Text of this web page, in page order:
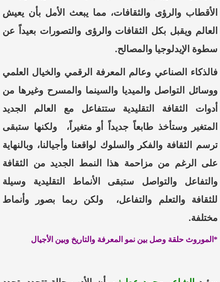
الأقطاب والرؤى والثقافات، مما يبعث الأمل بأن يعيش
العالم ويقبل بكل الثقافات والرؤىوالتصورات بعيداً
عن
سطوة الإيدلوجيا والمصالح.
فالذكاء الصناعي وعالم المعرفة الرقمي والخيال
العلمي
ووسائل
التواصل والميديا والسينما والمسرح وغيرها من
أدوات
الثقافة التقليدية ستتفاعل مع العالم
الجديد
المتغيروستأخذ طابعاً جديداً أو متغيراً، ولكنها ستبقى
ترسم
الثقافة والفكر والسلوك لواقعناوأجيالنا، وبالنهاية
على
الرغم من مزاحمة هذا النمط الجديد من
الثقافة
والتفاعل
والتواصل ستبقى الأنماط التقليدية
وسيلة
للثقافة
والتعلم والتفاعل، ولكن ربما بصور
وأنماط
مختلفة.
*ا لموروث حلقة وصل بين نمو المعرفة والتاريخ وبين الأجيال